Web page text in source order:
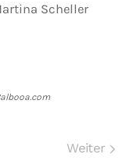
Scheller
Weiter